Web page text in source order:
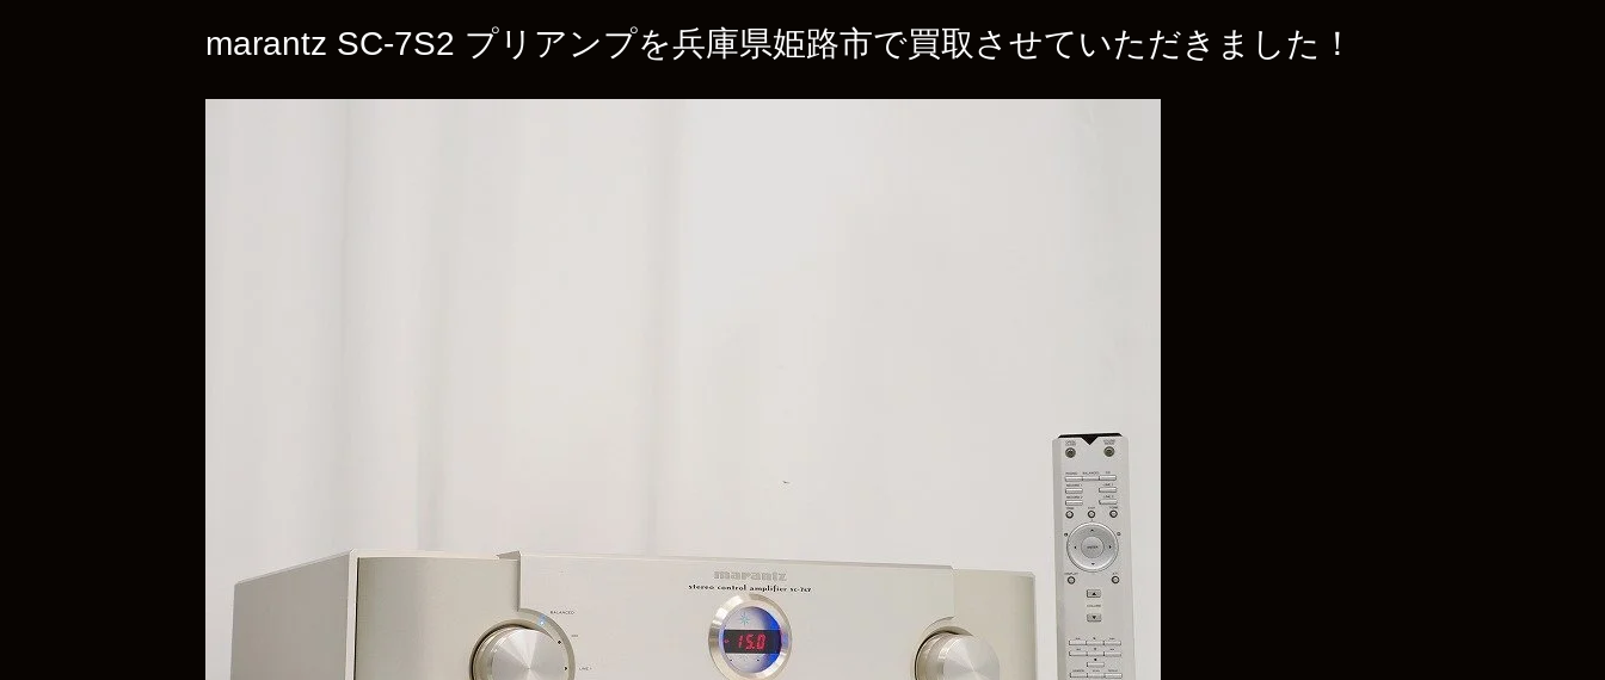
marantz SC-7S2 プリアンプを兵庫県姫路市で買取させていただきました！